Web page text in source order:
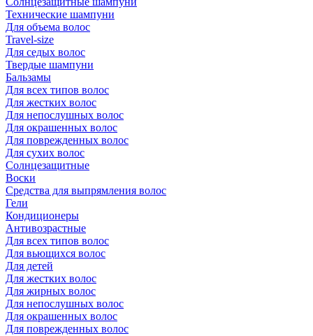
Технические шампуни
Для объема волос
Travel-size
Для седых волос
Твердые шампуни
Бальзамы
Для всех типов волос
Для жестких волос
Для непослушных волос
Для окрашенных волос
Для поврежденных волос
Для сухих волос
Солнцезащитные
Воски
Средства для выпрямления волос
Гели
Кондиционеры
Антивозрастные
Для всех типов волос
Для вьющихся волос
Для детей
Для жестких волос
Для жирных волос
Для непослушных волос
Для окрашенных волос
Для поврежденных волос